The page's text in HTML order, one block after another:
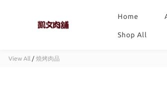
Home
Shop All
View All / 燒烤肉品